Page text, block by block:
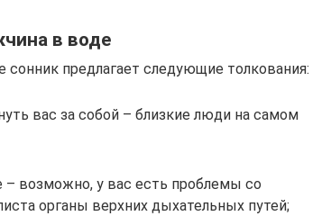
в воде
сонник предлагает следующие толкования:
вас за собой – близкие люди на самом
возможно, у вас есть проблемы со
органы верхних дыхательных путей;